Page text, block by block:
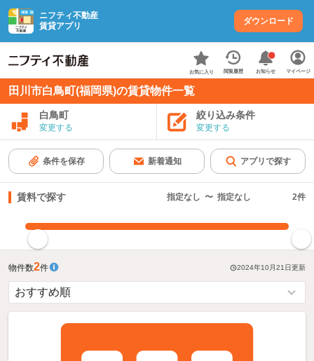
ニフティ不動産
賃貸アプリ
ダウンロード
お気に入り 閲覧履歴 お知らせ マイページ
田川市白鳥町(福岡県)の賃貸物件一覧
白鳥町
変更する
絞り込み条件
変更する
条件を保存 新着通知 アプリで探す
賃料で探す 指定なし 〜 指定なし 2件
物件数2件 2024年10月21日更新